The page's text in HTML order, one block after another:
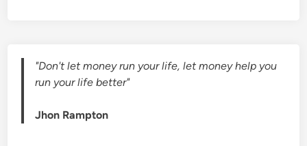
"Don't let money run your life, let money help you
run your life better"
Jhon Rampton